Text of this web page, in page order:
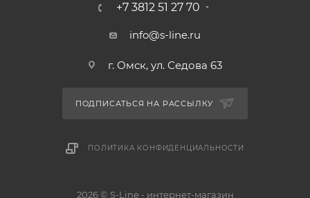
+7 3812 51 27 70
info@s-line.ru
г. Омск, ул. Седова 63
ПОДПИСАТЬСЯ НА РАССЫЛКУ
ПОЛИТИКА КОНФИДЕНЦИАЛЬНОСТИ
2026 © S-Line - интернет-магазин